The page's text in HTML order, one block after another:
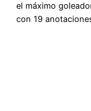
el máximo
con 19